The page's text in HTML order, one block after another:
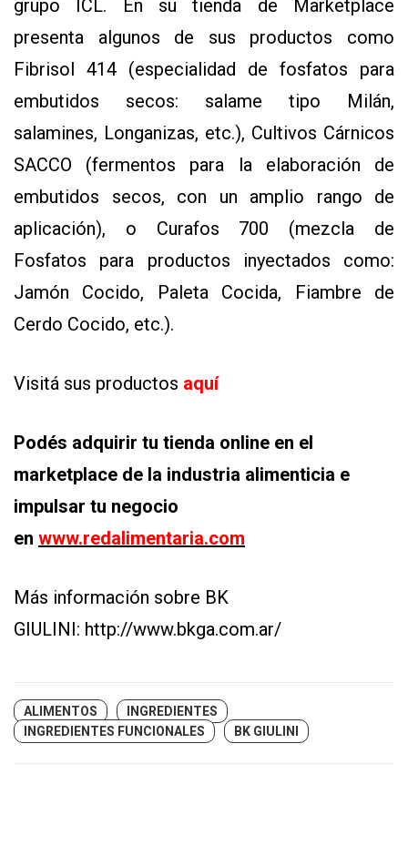
INVESTIGACIÓN
AGRO
CONCURSO
PREMIO
SERVICIOS
CONTÁCTENOS
Y
PRIVACIDAD
MAPA
DEL
QUIENES
SOMOS
grupo ICL. En su tienda de Marketplace
presenta algunos de sus productos como
Fibrisol 414 (especialidad de fosfatos para
embutidos secos: salame tipo Milán,
salamines, Longanizas, etc.), Cultivos Cárnicos
SACCO (fermentos para la elaboración de
embutidos secos, con un amplio rango de
aplicación), o Curafos 700 (mezcla de
Fosfatos para productos inyectados como:
Jamón Cocido, Paleta Cocida, Fiambre de
Cerdo Cocido, etc.).
Visitá sus productos aquí
Podés adquirir tu tienda online en el
marketplace de la industria alimenticia e
impulsar tu negocio
en www.redalimentaria.com
Más información sobre BK
GIULINI: http://www.bkga.com.ar/
ALIMENTOS
INGREDIENTES
INGREDIENTES FUNCIONALES
BK GIULINI